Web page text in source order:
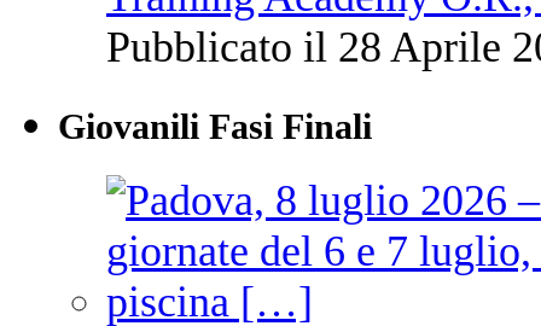
Pubblicato il 28 Aprile
Giovanili Fasi Finali